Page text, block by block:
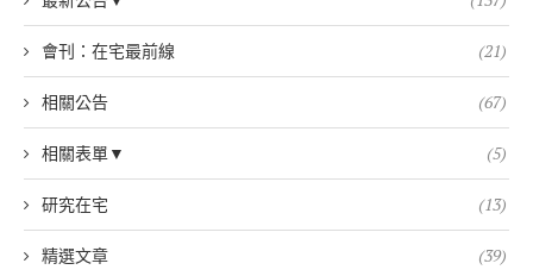
會刊：在宅最前線 (21)
相關公告 (67)
相關表單▼ (5)
研究在宅 (13)
精選文章 (39)